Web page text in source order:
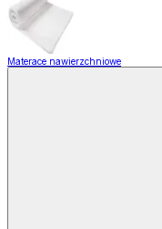
Materace nawierzchniowe